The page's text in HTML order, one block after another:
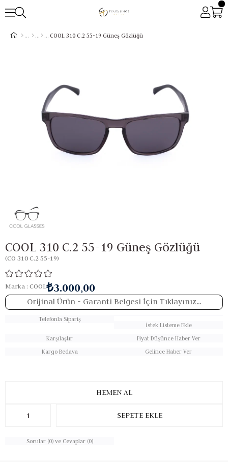
COOL 310 C.2 55-19 Güneş Gözlüğü
COOL 310 C.2 55-19 Güneş Gözlüğü
(CO 310 C.2 55-19)
Marka : COOL₺3.000,00
Orijinal Ürün - Garanti Belgesi İçin Tıklayınız...
Telefonla Sipariş
İstek Listeme Ekle
Karşılaştır
Fiyat Düşünce Haber Ver
Kargo Bedava
Gelince Haber Ver
Sorular (0) ve Cevaplar (0)